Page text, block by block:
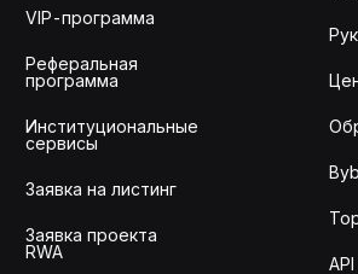
VIP-программа
Реферальная
программа
Институциональные
сервисы
Заявка на листинг
Заявка проекта
RWA
API